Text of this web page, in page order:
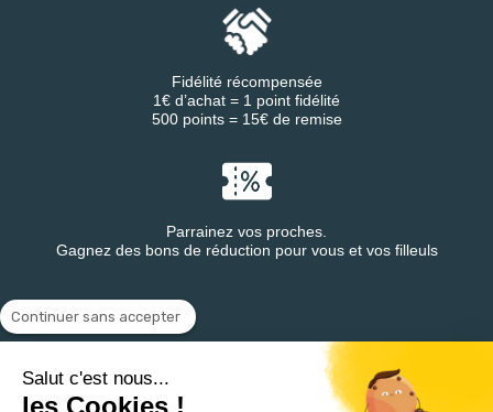
Continuer sans accepter
Salut c'est nous...
les Cookies !
Fidélité récompensée
1€ d’achat = 1 point fidélité
500 points = 15€ de remise
Parrainez vos proches.
Gagnez des bons de réduction pour vous et vos filleuls
Retrouvez DESTINEA® sur